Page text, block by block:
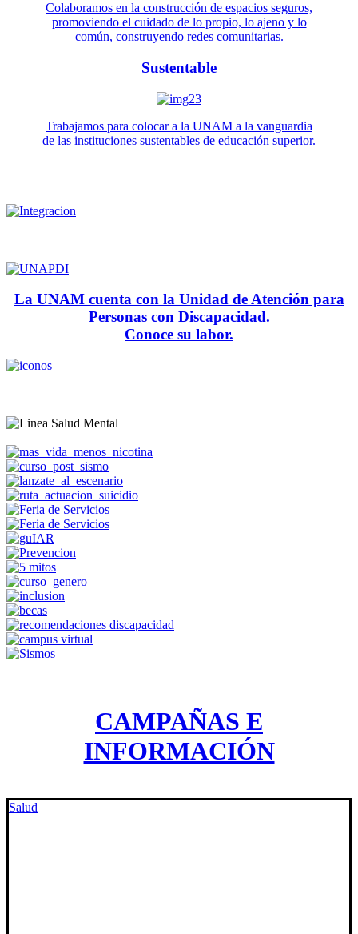
Colaboramos en la construcción de espacios seguros,
promoviendo el cuidado de lo propio, lo ajeno y lo
común, construyendo redes comunitarias.
Sustentable
Trabajamos para colocar a la UNAM a la vanguardia
de las instituciones sustentables de educación superior.
La UNAM cuenta con la Unidad de Atención para
Personas con Discapacidad.
Conoce su labor.
CAMPAÑAS E
INFORMACIÓN
Salud